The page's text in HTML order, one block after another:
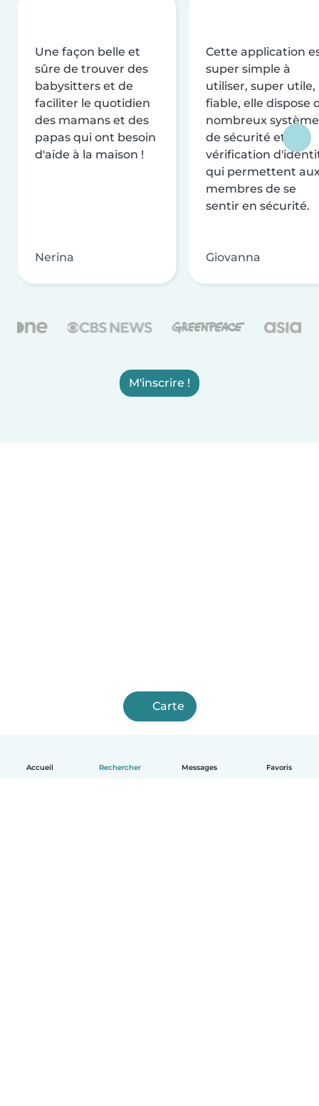
Accueil Rechercher Messages Favoris
Une façon belle et
sûre de trouver des
babysitters et de
faciliter le quotidien
des mamans et des
papas qui ont besoin
d'aide à la maison !
Nerina
Cette application
super simple à
utiliser, super utile,
fiable, elle dispose
nombreux
de sécurité et de
vérification
qui permettent
membres de se
sentir en sécurité.
Giovanna
M'inscrire !
Carte